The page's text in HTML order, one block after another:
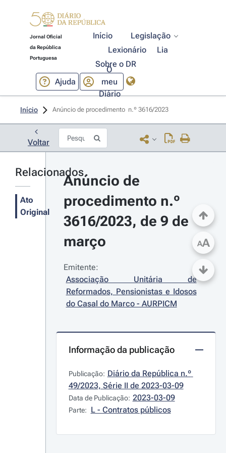
Jornal Oficial
da República
Portuguesa
Início
Legislação
Lexionário
Lia
Sobre o DR
Ajuda
O
meu
Diário
Início Anúncio de procedimento  n.º 3616/2023
Voltar
Relacionados
Ato
Original
Anúncio de
procedimento n.º
3616/2023, de 9 de
março
Emitente:
Associação Unitária de
Reformados, Pensionistas e Idosos
do Casal do Marco - AURPICM
Informação da publicação
Publicação: Diário da República n.º
49/2023, Série II de 2023-03-09
Data de Publicação: 2023-03-09
Parte: L - Contratos públicos
AA